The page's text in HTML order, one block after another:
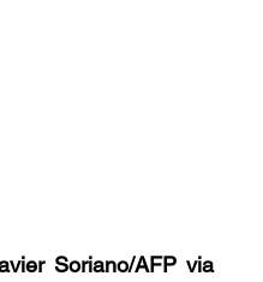
Soriano/AFP via